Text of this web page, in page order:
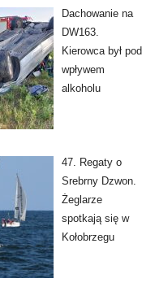
Dachowanie na
DW163.
Kierowca był pod
wpływem
alkoholu
47. Regaty o
Srebrny Dzwon.
Żeglarze
spotkają się w
Kołobrzegu